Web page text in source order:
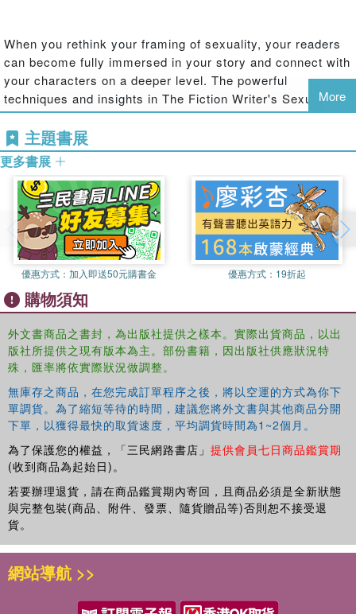
When you rethink your framing of sexuality, your readers
can become fully immersed in your story and connect with
your characters on a deeper level. The powerful
techniques and insights in The Fiction Writer's Sexuality
Guide: Sex-It's More Than a Scene make this possible.
With this guide, veteran sex therapist and human sexuality
professor Dr. J., an open pseudonym for Donna Jennings,
shows you how to develop vibrant characters and weave
the thread of sexuality throughout your entire story. You'll
discover a step-by-step method with an annotated short
story and thirty worksheets to create fully realized
characters and engaging storylines.
Unleash the power of sex-positive sexuality in your fiction
can enhance your storytelling.Use the PLISSIT model to craft
compelling scenes and characters.Get to know the people
behind your characters and their unique sexual
histories.Discover the motivations behind character sex and
how it drives the plot forward.Create a complete relational
system for your characters' sexual experiences.Understand
the role of character personalities in sexual dynamics and
romance.Use the science of storytelling, play, and sex to craft
unforgettable scenes.Master the emotional beats of writing
about sex.Explore the movement of sex in your writing, from
Banish fear, anxiety, or guilt preventing you from
writing about sex.
More
主題書展
更多書展
優惠方式： 加入即送50元購書金 優惠方式： 19折起
購物須知
外文書商品之書封，為出版社提供之樣本。實際出貨商品，以出
版社所提供之現有版本為主。部份書籍，因出版社供應狀況特
殊，匯率將依實際狀況做調整。
無庫存之商品，在您完成訂單程序之後，將以空運的方式為你下
單調貨。為了縮短等待的時間，建議您將外文書與其他商品分開
下單，以獲得最快的取貨速度，平均調貨時間為1~2個月。
為了保護您的權益，「三民網路書店」 提供會員七日商品鑑賞期
(收到商品為起始日)。
若要辦理退貨，請在商品鑑賞期內寄回，且商品必須是全新狀態
與完整包裝(商品、附件、發票、隨貨贈品等)否則恕不接受退
貨。
網站導航 >>